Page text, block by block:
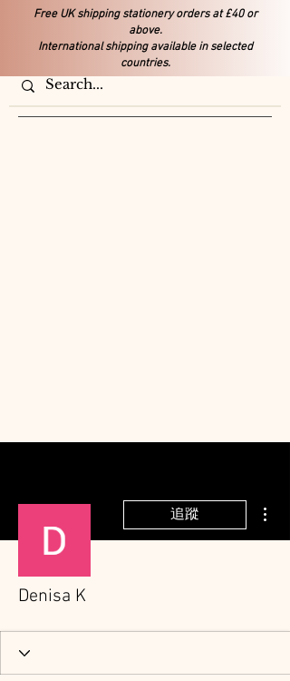
Free UK shipping stationery orders at £40 or
above.
International shipping available in selected
countries.
追蹤
Denisa K